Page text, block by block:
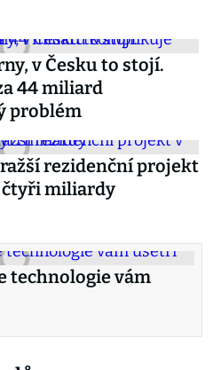
v Česku to stojí.
44 miliard
problém
rezidenční projekt
čtyři miliardy
technologie vám